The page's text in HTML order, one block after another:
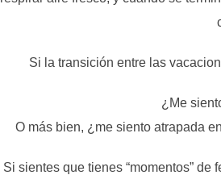
Si la transición entre las
¿Me
O más bien, ¿me siento atrapada
Si sientes que tienes “momentos”